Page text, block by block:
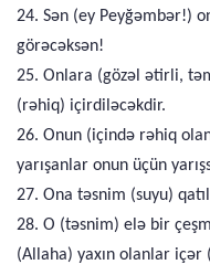
24. Sən (ey Peyğəmbər!)
görəcəksən!
25. Onlara (gözəl ətirli,
(rəhiq) içirdiləcəkdir.
26. Onun (içində rəhiq
yarışanlar onun üçün
27. Ona təsnim (suyu)
28. O (təsnim) elə bir
(Allaha) yaxın olanlar içər